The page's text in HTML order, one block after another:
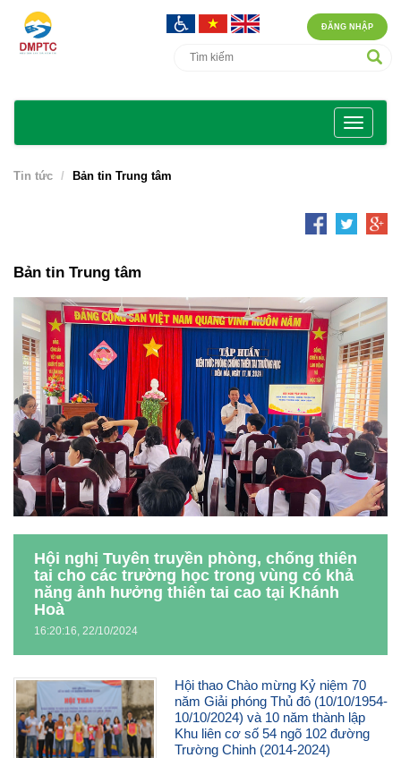
ĐĂNG NHẬP
Tin tức Bản tin Trung tâm
Bản tin Trung tâm
Hội nghị Tuyên truyền phòng, chống thiên
tai cho các trường học trong vùng có khả
năng ảnh hưởng thiên tai cao tại Khánh
Hoà
16:20:16, 22/10/2024
Hội thao Chào mừng Kỷ niệm 70
năm Giải phóng Thủ đô (10/10/1954-
10/10/2024) và 10 năm thành lập
Khu liên cơ số 54 ngõ 102 đường
Trường Chinh (2014-2024)